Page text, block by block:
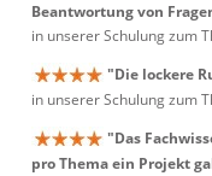
Beantwortung von
in unserer Schulung zum
"Die lockere
in unserer Schulung zum
"Das
pro Thema ein Projekt